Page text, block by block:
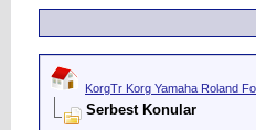
KorgTr Korg Yamaha Roland
Serbest Konular